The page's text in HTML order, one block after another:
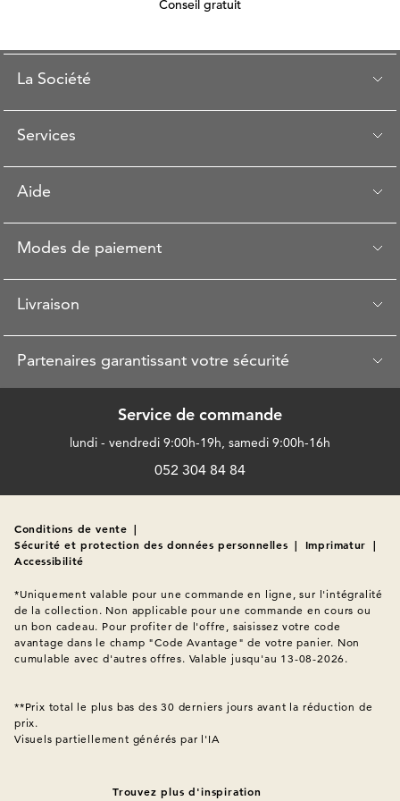
Les vestes d'été sont les compagnes idéales des journées
chaudes. Elles se distinguent des vestes classiques à bien
respirantes qui permettent à la peau de rester fraîche,
Leur doublure est souvent très fine, voire absente, afin
circuler librement entre la veste et le corps pour une
Vestes en jean classiques, idéales pour des looks à la fois
Vestes en cuir légères pour un style intemporel
sont équipées de poches supplémentaires pour vos petits
essentiels et se nettoient facilement en machine.
Les meilleures occasions pour porter
une veste d'été
La veste d'été légère, véritable complice de votre garde-robe,
Conseil gratuit
La Société
Services
Aide
Modes de paiement
Livraison
Partenaires garantissant votre sécurité
Service de commande
lundi - vendredi 9:00h-19h, samedi 9:00h-16h
052 304 84 84
Conditions de vente |
Sécurité et protection des données personnelles | Imprimatur |
Accessibilité
*Uniquement valable pour une commande en ligne, sur l'intégralité
de la collection. Non applicable pour une commande en cours ou
un bon cadeau. Pour profiter de l'offre, saisissez votre code
avantage dans le champ "Code Avantage" de votre panier. Non
cumulable avec d'autres offres. Valable jusqu'au 13-08-2026.
**Prix total le plus bas des 30 derniers jours avant la réduction de
Visuels partiellement générés par l'IA
Trouvez plus d'inspiration